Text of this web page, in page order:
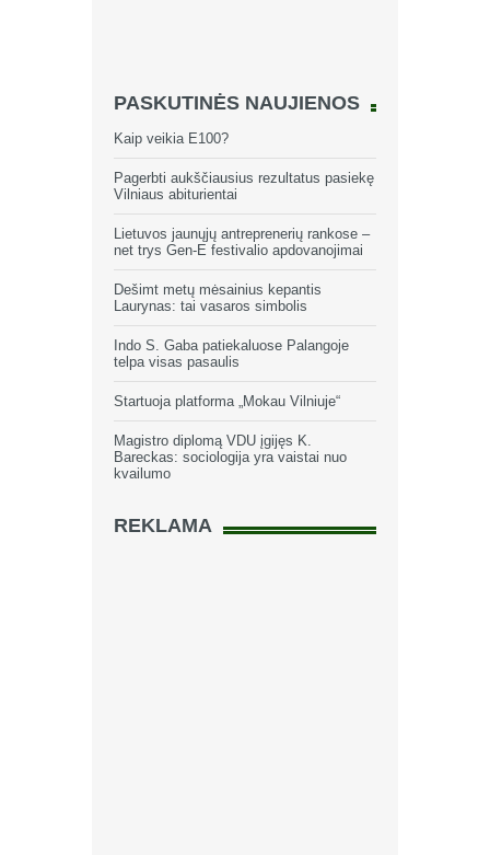
PASKUTINĖS NAUJIENOS
Kaip veikia E100?
Pagerbti aukščiausius rezultatus pasiekę
Vilniaus abiturientai
Lietuvos jaunųjų antreprenerių rankose –
net trys Gen-E festivalio apdovanojimai
Dešimt metų mėsainius kepantis
Laurynas: tai vasaros simbolis
Indo S. Gaba patiekaluose Palangoje
telpa visas pasaulis
Startuoja platforma „Mokau Vilniuje“
Magistro diplomą VDU įgijęs K.
Bareckas: sociologija yra vaistai nuo
kvailumo
REKLAMA